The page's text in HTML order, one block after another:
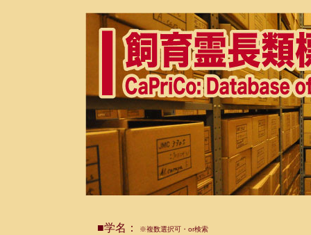
■学名： ※複数選択可・or検索